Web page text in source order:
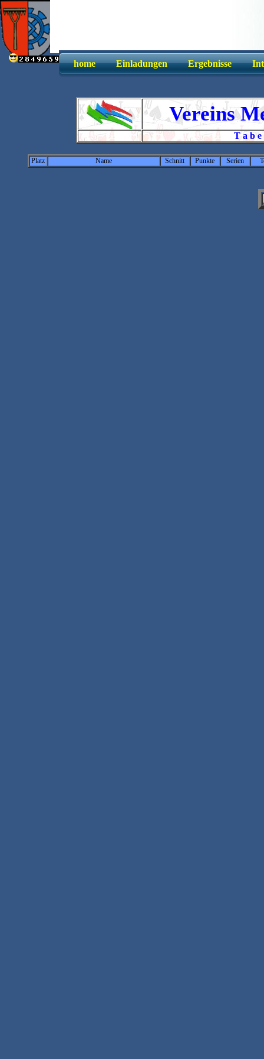
home Einladungen Ergebnisse
Vereins
T a b
Platz Name Schnitt Punkte Serien